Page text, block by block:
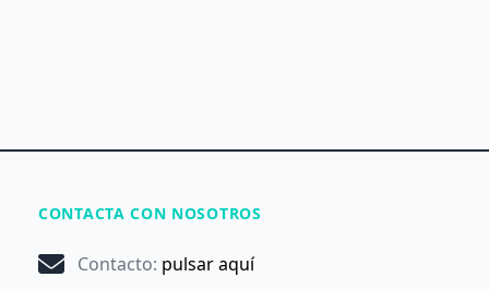
CONTACTA CON NOSOTROS
Contacto: pulsar aquí